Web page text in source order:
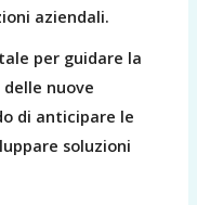
aziendali.
per guidare la
nuove
di anticipare le
soluzioni